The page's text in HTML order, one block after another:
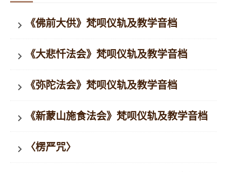
keyboard_arrow_right 《佛前大供》梵呗仪轨及教学音档
keyboard_arrow_right 《大悲忏法会》梵呗仪轨及教学音档
keyboard_arrow_right 《弥陀法会》梵呗仪轨及教学音档
keyboard_arrow_right 《新蒙山施食法会》梵呗仪轨及教学音档
keyboard_arrow_right 〈楞严咒〉